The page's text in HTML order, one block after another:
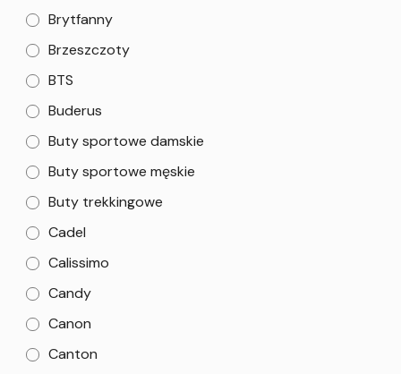
Brytfanny
Brzeszczoty
BTS
Buderus
Buty sportowe damskie
Buty sportowe męskie
Buty trekkingowe
Cadel
Calissimo
Candy
Canon
Canton